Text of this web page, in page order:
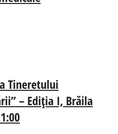
Tineretului
– Ediția I, Brăila